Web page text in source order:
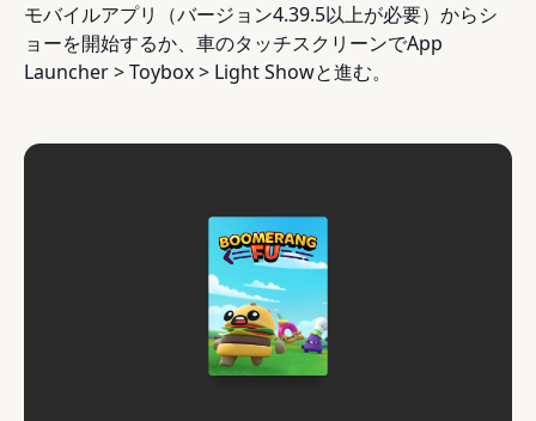
モバイルアプリ（バージョン4.39.5以上が必要）からシ
ョーを開始するか、車のタッチスクリーンでApp
Launcher > Toybox > Light Showと進む。